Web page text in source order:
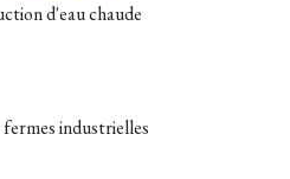
d'eau chaude
industrielles